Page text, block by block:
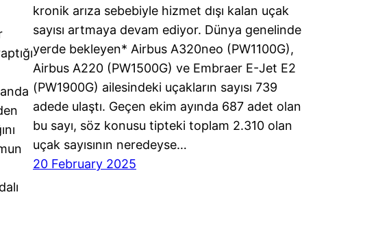
kronik arıza sebebiyle hizmet dışı kalan uçak
sayısı artmaya devam ediyor. Dünya genelinde
yerde bekleyen* Airbus A320neo (PW1100G),
Airbus A220 (PW1500G) ve Embraer E-Jet E2
(PW1900G) ailesindeki uçakların sayısı 739
adede ulaştı. Geçen ekim ayında 687 adet olan
bu sayı, söz konusu tipteki toplam 2.310 olan
uçak sayısının neredeyse…
20 February 2025